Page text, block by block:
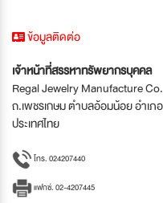
ข้อมูลติดต่อ
เจ้าหน้าที่สรรหาทรัพยากรบุคคล
Regal Jewelry Manufacture
ถ.เพชรเกษม ตำบลอ้อมน้อย อำเ
ประเทศไทย
โทร. 024207440
แฟกซ์. 02-4207445